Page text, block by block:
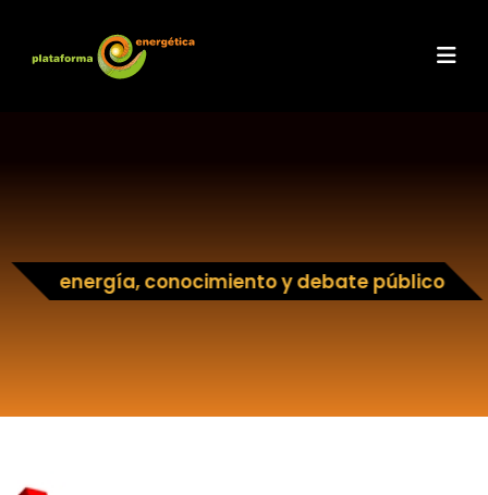
energía, conocimiento y debate público